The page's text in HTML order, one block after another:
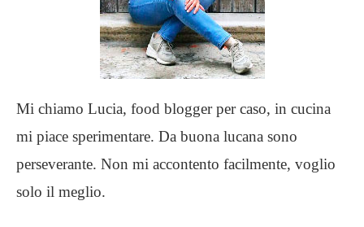
Mi chiamo Lucia, food blogger per caso, in cucina
mi piace sperimentare. Da buona lucana sono
perseverante. Non mi accontento facilmente, voglio
solo il meglio.